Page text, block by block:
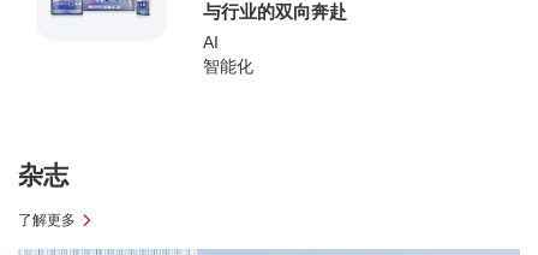
与行业的双向奔赴
AI
智能化
杂志
了解更多